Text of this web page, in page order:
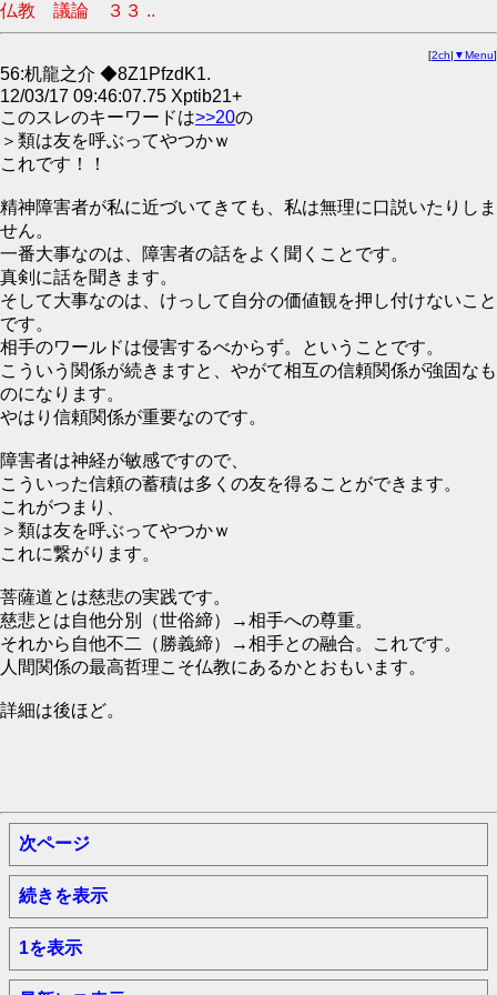
仏教 議論 ３３ ..
[2ch| ▼Menu]
56:机龍之介 ◆8Z1PfzdK1.
12/03/17 09:46:07.75 Xptib21+
このスレのキーワードは>>20の
＞類は友を呼ぶってやつかｗ
これです！！
精神障害者が私に近づいてきても、私は無理に口説いたりしま
せん。
一番大事なのは、障害者の話をよく聞くことです。
真剣に話を聞きます。
そして大事なのは、けっして自分の価値観を押し付けないこと
です。
相手のワールドは侵害するべからず。ということです。
こういう関係が続きますと、やがて相互の信頼関係が強固なも
のになります。
やはり信頼関係が重要なのです。
障害者は神経が敏感ですので、
こういった信頼の蓄積は多くの友を得ることができます。
これがつまり、
＞類は友を呼ぶってやつかｗ
これに繋がります。
菩薩道とは慈悲の実践です。
慈悲とは自他分別（世俗締）→相手への尊重。
それから自他不二（勝義締）→相手との融合。これです。
人間関係の最高哲理こそ仏教にあるかとおもいます。
詳細は後ほど。
次ページ
続きを表示
1を表示